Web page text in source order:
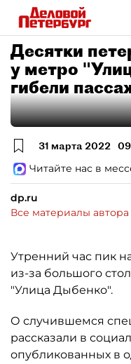
Десятки
у метро
гибели
31 марта 2022
Читайте нас в
dp.ru
Все материалы автора
Утренний час пик
из-за большого
"Улица Дыбенко".
О случившемся
рассказали в
опубликованных в